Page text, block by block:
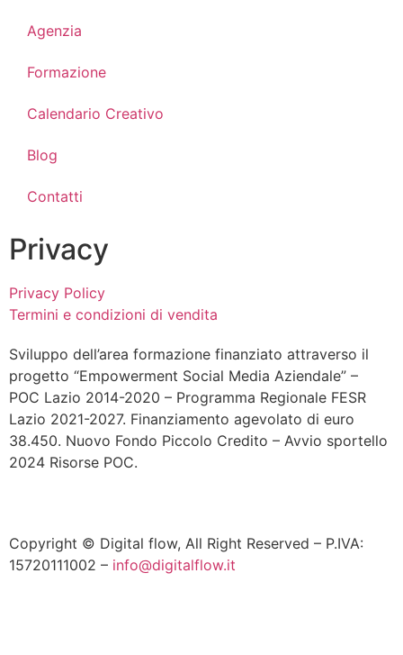
Agenzia
Formazione
Calendario Creativo
Blog
Contatti
Privacy
Privacy Policy
Termini e condizioni di vendita
Sviluppo dell’area formazione finanziato attraverso il
progetto “Empowerment Social Media Aziendale” –
POC Lazio 2014-2020 – Programma Regionale FESR
Lazio 2021-2027. Finanziamento agevolato di euro
38.450. Nuovo Fondo Piccolo Credito – Avvio sportello
2024 Risorse POC.
Copyright © Digital flow, All Right Reserved – P.IVA:
15720111002 – info@digitalflow.it